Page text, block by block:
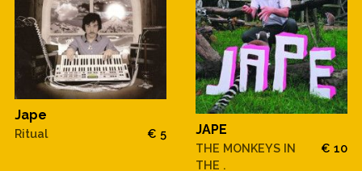
Jape
Ritual € 5 JAPE
THE MONKEYS IN
THE .
€ 10